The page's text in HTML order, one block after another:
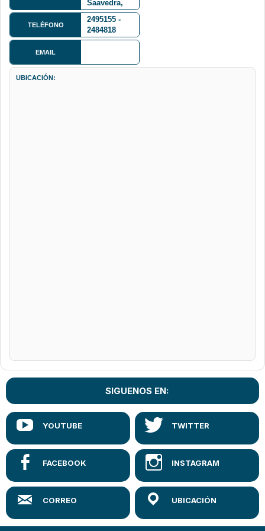
Saavedra,
Zona de San
Pedro
TELÉFONO
2495155 -
2484818
EMAIL
UBICACIÓN:
SIGUENOS EN: